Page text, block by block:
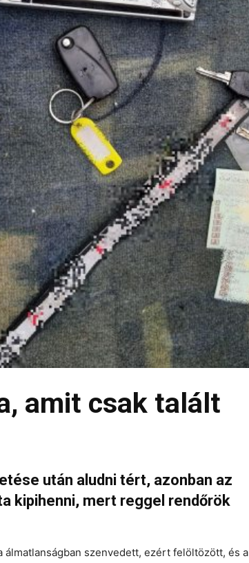
amit csak talált
után aludni tért, azonban az
kipihenni, mert reggel rendőrök
szenvedett, ezért felöltözött, és a